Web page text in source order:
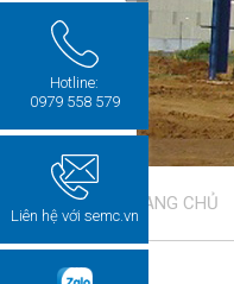
TRANG CHỦ
Hotline:
0979 558 579
Liên hệ với semc.vn